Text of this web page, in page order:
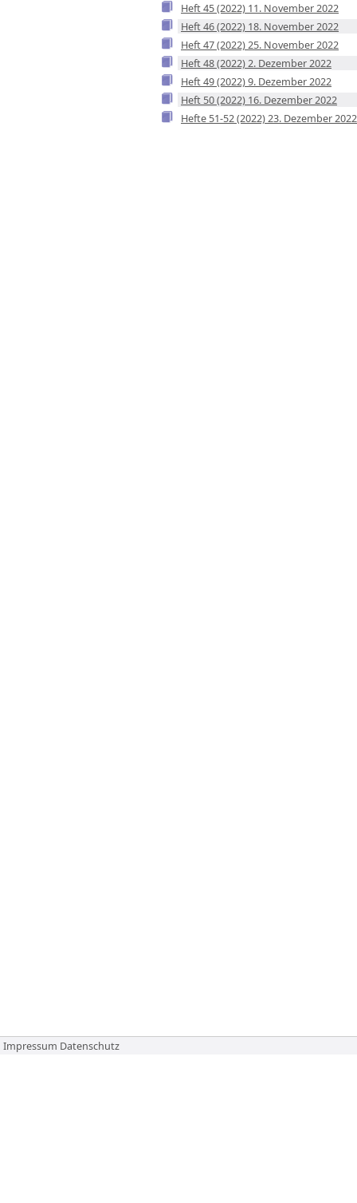
Heft 45 (2022) 11. November 2022
Heft 46 (2022) 18. November 2022
Heft 47 (2022) 25. November 2022
Heft 48 (2022) 2. Dezember 2022
Heft 49 (2022) 9. Dezember 2022
Heft 50 (2022) 16. Dezember 2022
Hefte 51-52 (2022) 23. Dezember 2022
Impressum Datenschutz